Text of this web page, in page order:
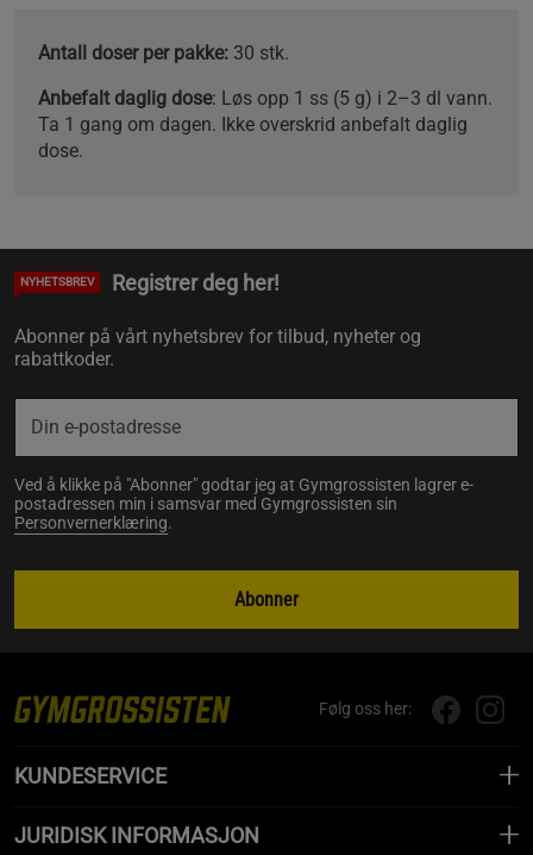
Antall doser per pakke: 30 stk.
Anbefalt daglig dose: Løs opp 1 ss (5 g) i 2–3 dl vann.
Ta 1 gang om dagen. Ikke overskrid anbefalt daglig
dose.
NYHETSBREV Registrer deg her!
Abonner på vårt nyhetsbrev for tilbud, nyheter og
rabattkoder.
Ved å klikke på "Abonner" godtar jeg at Gymgrossisten lagrer e-
postadressen min i samsvar med Gymgrossisten sin
Personvernerklæring.
Abonner
Følg oss her:
KUNDESERVICE
JURIDISK INFORMASJON